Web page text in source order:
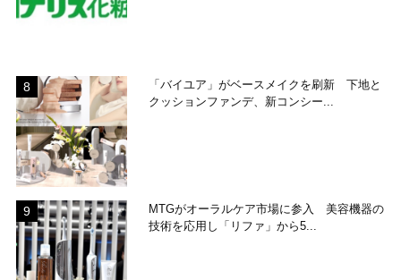
「バイユア」がベースメイクを刷新 下地と
クッションファンデ、新コンシー...
MTGがオーラルケア市場に参入 美容機器の
技術を応用し「リファ」から5...